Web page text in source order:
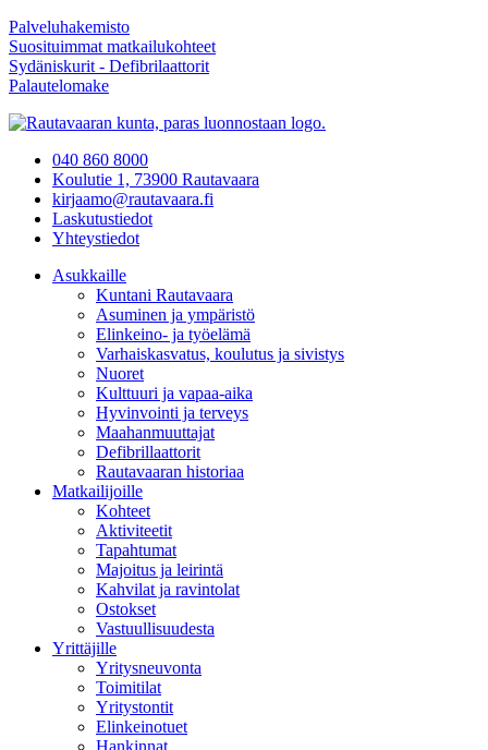
Palveluhakemisto
Suosituimmat matkailukohteet
Sydäniskurit - Defibrilaattorit
Palautelomake
040 860 8000
Koulutie 1, 73900 Rautavaara
kirjaamo@rautavaara.fi
Laskutustiedot
Yhteystiedot
Asukkaille
Kuntani Rautavaara
Asuminen ja ympäristö
Elinkeino- ja työelämä
Varhaiskasvatus, koulutus ja sivistys
Nuoret
Kulttuuri ja vapaa-aika
Hyvinvointi ja terveys
Maahanmuuttajat
Defibrillaattorit
Rautavaaran historiaa
Matkailijoille
Kohteet
Aktiviteetit
Tapahtumat
Majoitus ja leirintä
Kahvilat ja ravintolat
Ostokset
Vastuullisuudesta
Yrittäjille
Yritysneuvonta
Toimitilat
Yritystontit
Elinkeinotuet
Hankinnat